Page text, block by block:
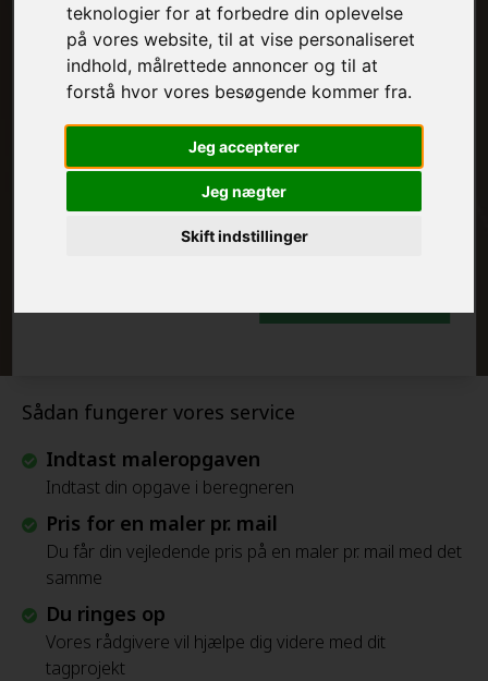
teknologier for at forbedre din oplevelse
på vores website, til at vise personaliseret
indhold, målrettede annoncer og til at
forstå hvor vores besøgende kommer fra.
Jeg accepterer
Jeg nægter
Skift indstillinger
Sådan fungerer vores service
Indtast maleropgaven
Indtast din opgave i beregneren
Pris for en maler pr. mail
Du får din vejledende pris på en maler pr. mail med det
samme
Du ringes op
Vores rådgivere vil hjælpe dig videre med dit
tagprojekt
MALEROPGAVER - INDVENDIGT:
FRAFLYTNINGSPAKKE: